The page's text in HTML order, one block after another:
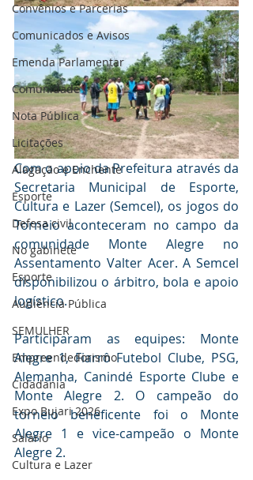
Convênios e Parcerias
Comunicados e Avisos
Emenda Parlamentar
Comunidade
Nota Pública
Licitações
Alagação e Enchente
Esporte
Defesa civil
No gabinete
Esporte
Audiência Pública
SEMULHER
Empreendedorismo
Cidadania
Expo Bujari 2026
Salário
Cultura e Lazer
Com o apoio da Prefeitura através da
Secretaria Municipal de Esporte,
Cultura e Lazer (Semcel), os jogos do
Torneio aconteceram no campo da
comunidade Monte Alegre no
Assentamento Valter Acer. A Semcel
disponibilizou o árbitro, bola e apoio
logístico.
Participaram as equipes: Monte
Alegre 1, Fiarrô Futebol Clube, PSG,
Alemanha, Canindé Esporte Clube e
Monte Alegre 2. O campeão do
torneio beneficente foi o Monte
Alegre 1 e vice-campeão o Monte
Alegre 2.